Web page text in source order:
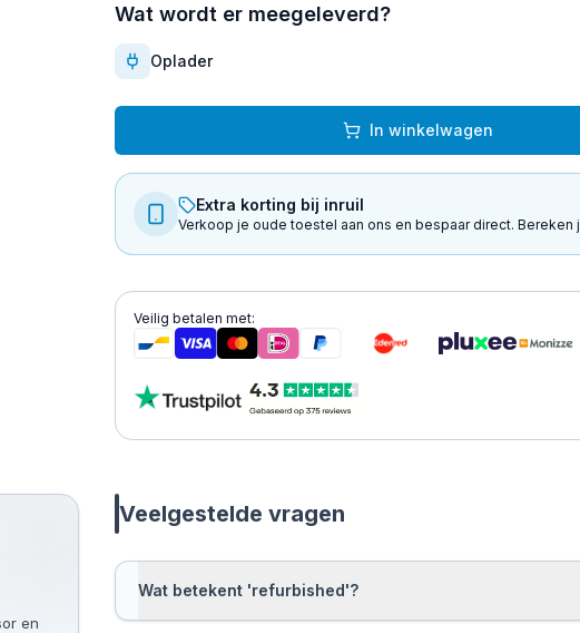
Wat wordt er meegeleverd?
Oplader
In winkelwagen
Extra korting bij inruil
Verkoop je oude toestel aan ons en bespaar direct. Bereken
Veilig betalen met:
en
Veelgestelde vragen
Wat betekent 'refurbished'?